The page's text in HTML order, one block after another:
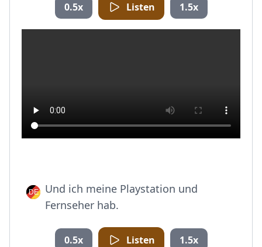
0.5x Listen 1.5x
Und ich meine Playstation und
Fernseher hab.
0.5x Listen 1.5x